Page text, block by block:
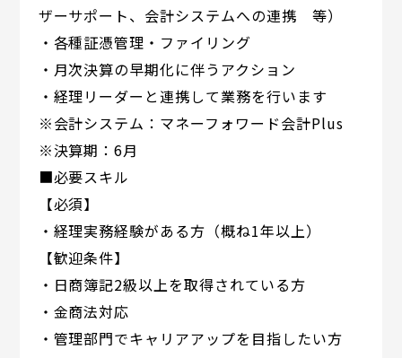
ザーサポート、会計システムへの連携 等）
・各種証憑管理・ファイリング
・月次決算の早期化に伴うアクション
・経理リーダーと連携して業務を行います
※会計システム：マネーフォワード会計Plus
※決算期：6月
■必要スキル
【必須】
・経理実務経験がある方（概ね1年以上）
【歓迎条件】
・日商簿記2級以上を取得されている方
・金商法対応
・管理部門でキャリアアップを目指したい方